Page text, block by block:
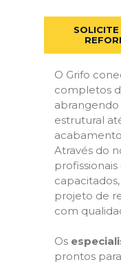
O Grifo
completos
abrangendo
estrutural
Através do
projeto de
com
Os
prontos